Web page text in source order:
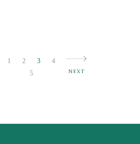
1 2 3
4
5